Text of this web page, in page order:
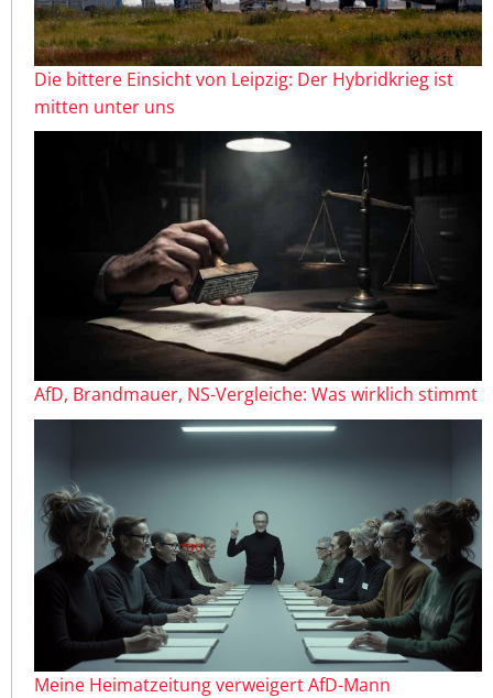
Die bittere Einsicht von Leipzig: Der Hybridkrieg ist
mitten unter uns
AfD, Brandmauer, NS-Vergleiche: Was wirklich stimmt
Meine Heimatzeitung verweigert AfD-Mann